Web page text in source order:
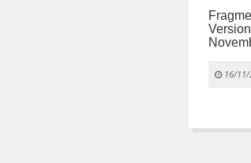
16/11/